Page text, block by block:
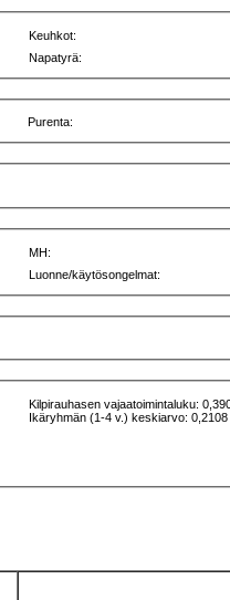
Keuhkot:
Napatyrä:
Purenta:
MH:
Luonne/käytösongelmat:
Kilpirauhasen vajaatoimintaluku:
Ikäryhmän (1-4 v.) keskiarvo: 0,2108